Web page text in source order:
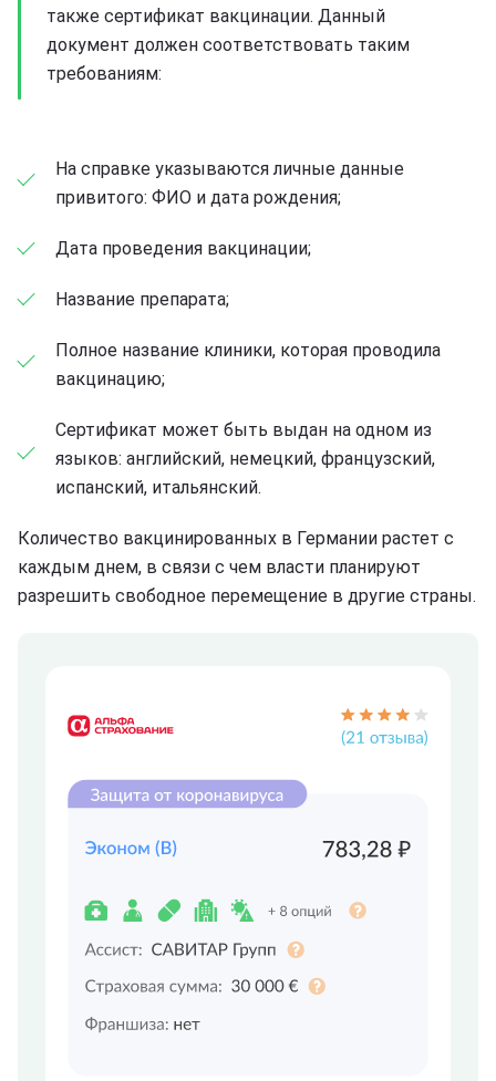
также сертификат вакцинации. Данный
документ должен соответствовать таким
требованиям:
На справке указываются личные данные
привитого: ФИО и дата рождения;
Дата проведения вакцинации;
Название препарата;
Полное название клиники, которая проводила
вакцинацию;
Сертификат может быть выдан на одном из
языков: английский, немецкий, французский,
испанский, итальянский.
Количество вакцинированных в Германии растет с
каждым днем, в связи с чем власти планируют
разрешить свободное перемещение в другие страны.